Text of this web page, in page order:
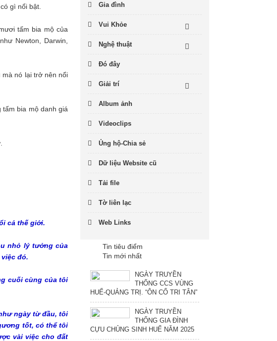
gì nổi bật.
tấm bia mộ của
Newton, Darwin,
mà nó lại trở nên nổi
bia mộ danh giá
cả thế giới.
nhỏ lý tưởng của
đó.
cuối cùng của tôi
ngày từ đầu, tôi
tốt, có thể tôi
vài việc cho đất
Gia đình
Vui Khỏe
Nghệ thuật
Đó đây
Giải trí
Album ảnh
Videoclips
Ủng hộ-Chia sẻ
Dữ liệu Website cũ
Tải file
Tờ liên lạc
Web Links
Tin tiêu điểm
Tin mới nhất
NGÀY TRUYỀN
THỐNG CCS VÙNG
HUẾ-QUẢNG TRỊ. “ÔN CỐ TRI TÂN”
NGÀY TRUYỀN
THỐNG GIA ĐÌNH
CỰU CHỦNG SINH HUẾ NĂM 2025